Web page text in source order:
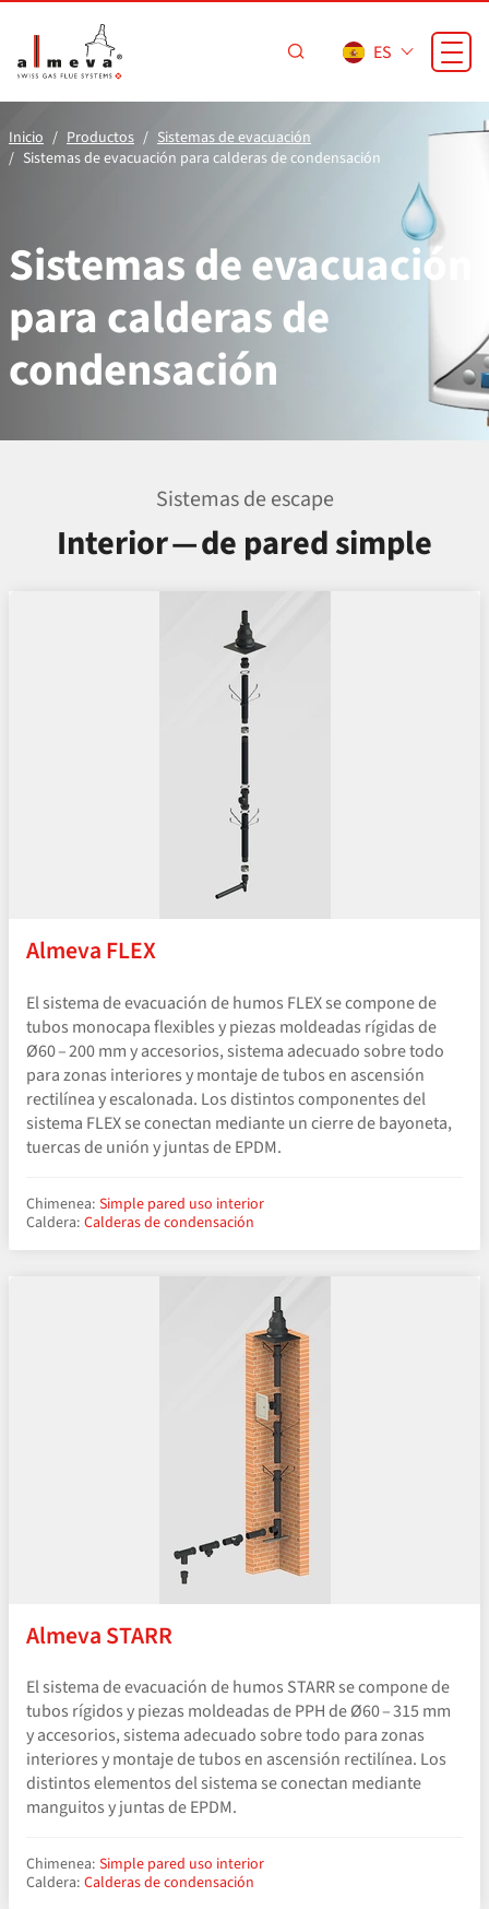
ES
Inicio Productos
Sistemas de evacuación
Sistemas de evacuación para calderas de condensación
Sistemas de evacuación
para calderas de
condensación
Sistemas de escape
Interior — de pared simple
Almeva FLEX
El sistema de evacuación de humos FLEX se compone de
tubos monocapa flexibles y piezas moldeadas rígidas de
Ø60 – 200 mm y accesorios, sistema adecuado sobre todo
para zonas interiores y montaje de tubos en ascensión
rectilínea y escalonada. Los distintos componentes del
sistema FLEX se conectan mediante un cierre de bayoneta,
tuercas de unión y juntas de EPDM.
Chimenea: Simple pared uso interior
Caldera: Calderas de condensación
Almeva STARR
El sistema de evacuación de humos STARR se compone de
tubos rígidos y piezas moldeadas de PPH de Ø60 – 315 mm
y accesorios, sistema adecuado sobre todo para zonas
interiores y montaje de tubos en ascensión rectilínea. Los
distintos elementos del sistema se conectan mediante
manguitos y juntas de EPDM.
Chimenea: Simple pared uso interior
Caldera: Calderas de condensación